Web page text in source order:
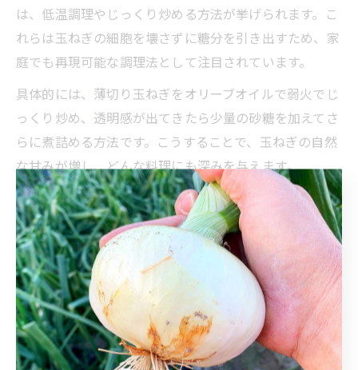
は、低温調理やじっくり炒める方法が挙げられます。こ
れらは玉ねぎの細胞を壊さずに糖分を引き出すため、家
庭でも再現可能な調理法として注目されています。
具体的には、薄切り玉ねぎをオリーブオイルで弱火でじ
っくり炒め、透明感が出てきたら少量の砂糖を加えてさ
らに煮詰める方法です。こうすることで、玉ねぎの自然
な甘みが増し、どんな料理にも深みを与えます。
淡路島ならではの玉ねぎレシピを徹底解説
淡路島の玉ねぎを使ったレシピは、地元の食文化と結び
つき独特の魅力を持っています。代表的なものに、淡路
島産玉ねぎを丸ごと使ったローストや、玉ねぎの甘みを
活かした淡路島バーガーのトッピングなどがあります。
さらに、淡路島のレストランでは新鮮な玉ねぎを活かし